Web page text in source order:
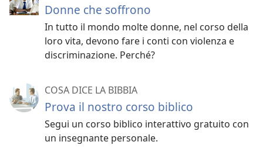
Donne che soffrono
In tutto il mondo molte donne, nel corso della
loro vita, devono fare i conti con violenza e
discriminazione. Perché?
COSA DICE LA BIBBIA
Prova il nostro corso biblico
Segui un corso biblico interattivo gratuito con
un insegnante personale.